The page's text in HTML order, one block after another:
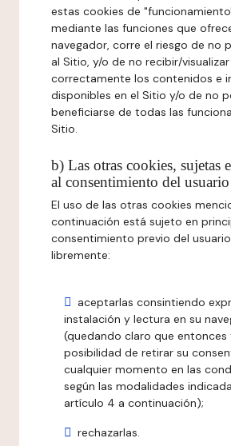
estas cookies de
mediante las funciones que
navegador, corre el riesgo de no
al Sitio, y/o de no recibir/visualizar
correctamente los contenidos e
disponibles en el Sitio y/o de no
beneficiarse de todas las
Sitio.
b) Las otras cookies, sujetas
al consentimiento del usuario
El uso de las otras cookies
continuación está sujeto en
consentimiento previo del
libremente:
aceptarlas consintiendo
instalación y lectura en su
(quedando claro que entonces
posibilidad de retirar su
cualquier momento en las
según las modalidades
artículo 4 a continuación);
rechazarlas.